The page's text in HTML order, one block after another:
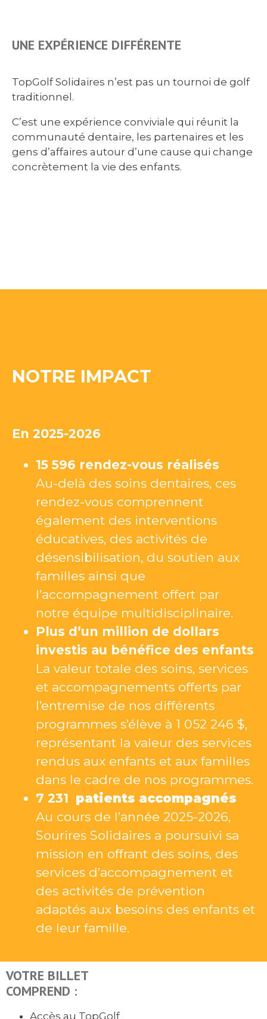
UNE EXPÉRIENCE DIFFÉRENTE
TopGolf Solidaires n’est pas un tournoi de golf
traditionnel.
C’est une expérience conviviale qui réunit la
communauté dentaire, les partenaires et les
gens d’affaires autour d’une cause qui change
concrètement la vie des enfants.
NOTRE IMPACT
En 2025-2026
15 596 rendez-vous réalisés
Au-delà des soins dentaires, ces
rendez-vous comprennent
également des interventions
éducatives, des activités de
désensibilisation, du soutien aux
familles ainsi que
l’accompagnement offert par
notre équipe multidisciplinaire.
Plus d’un million de dollars
investis au bénéfice des enfants
La valeur totale des soins, services
et accompagnements offerts par
l’entremise de nos différents
programmes s’élève à 1 052 246 $,
représentant la valeur des services
rendus aux enfants et aux familles
dans le cadre de nos programmes.
7 231 patients accompagnés
Au cours de l’année 2025-2026,
Sourires Solidaires a poursuivi sa
mission en offrant des soins, des
services d’accompagnement et
des activités de prévention
adaptés aux besoins des enfants et
de leur famille.
VOTRE BILLET
COMPREND :
Accès au TopGolf